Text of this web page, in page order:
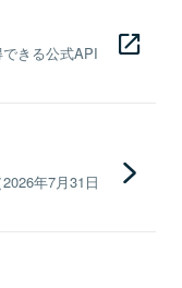
きる公式API
年7月31日